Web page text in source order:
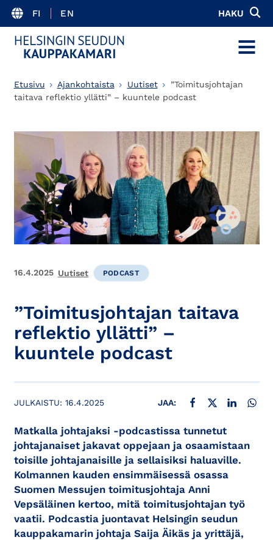
FI EN HAKU
MENU
Etusivu Ajankohtaista Uutiset
”Toimitusjohtajan
taitava reflektio yllätti” – kuuntele podcast
16.4.2025 Uutiset PODCAST
”Toimitusjohtajan taitava
reflektio yllätti” –
kuuntele podcast
JULKAISTU: 16.4.2025 JAA: JAA FACEBOOKISSA
JAA X:SSÄ JAA
Matkalla johtajaksi -podcastissa tunnetut
johtajanaiset jakavat oppejaan ja osaamistaan
toisille johtajanaisille ja sellaisiksi haluaville.
Kolmannen kauden ensimmäisessä osassa
Suomen Messujen toimitusjohtaja Anni
Vepsäläinen kertoo, mitä toimitusjohtajan työ
vaatii. Podcastia juontavat Helsingin seudun
kauppakamarin johtaja Saija Äikäs ja yrittäjä,